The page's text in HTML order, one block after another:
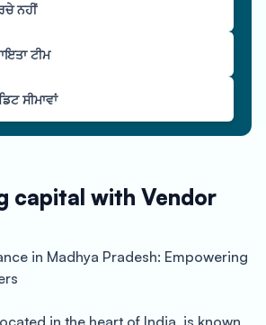
ਨਹੀਂ
ਟੀਮ
ਸੀਮਾਵਾਂ
capital with Vendor
in Madhya Pradesh: Empowering
in the heart of India, is known